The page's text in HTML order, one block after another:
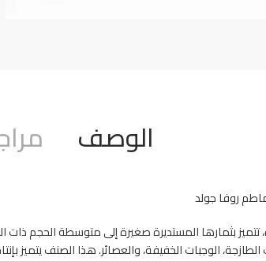
الوصف
روفا جولد
بثمارها المستديرة صغيرة إلى متوسطة الحجم ذات
الوجبات الخفيفة، والعصائر. هذا الصنف يتميز